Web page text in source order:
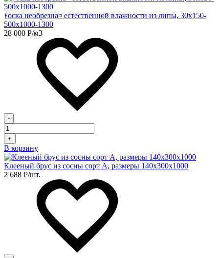
ƒоска необрезна¤ естественной влажности из липы, 30х150-
500х1000-1300
28 000 Р/м3
-
+
В корзину
Клееный брус из сосны сорт А, размеры 140х300х1000
2 688 Р/шт.